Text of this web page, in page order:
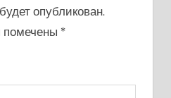
опубликован.
помечены *